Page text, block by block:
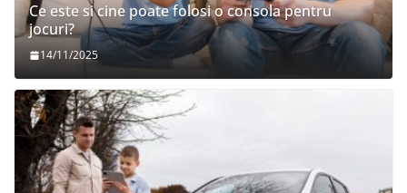
Ce este si cine poate folosi o consola pentru
jocuri?
14/11/2025